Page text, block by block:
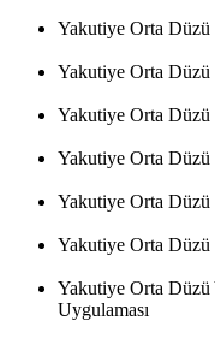
Yakutiye Orta Düzü
Yakutiye Orta
Yakutiye Orta Düzü
Yakutiye Orta Düzü
Yakutiye Orta
Yakutiye Orta
Yakutiye Orta Düzü
Uygulaması